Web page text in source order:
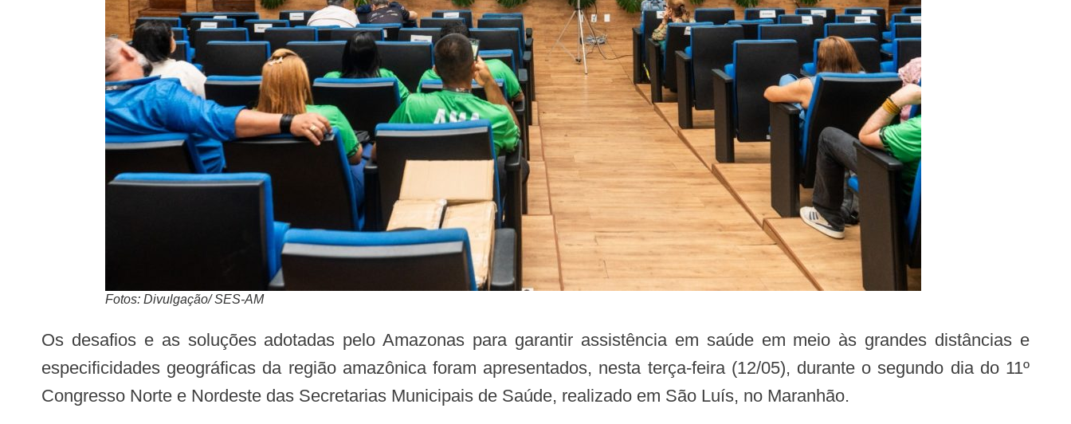
Fotos: Divulgação/ SES-AM
Os desafios e as soluções adotadas pelo Amazonas para garantir assistência em saúde em meio às grandes distâncias e
especificidades geográficas da região amazônica foram apresentados, nesta terça-feira (12/05), durante o segundo dia do 11º
Congresso Norte e Nordeste das Secretarias Municipais de Saúde, realizado em São Luís, no Maranhão.